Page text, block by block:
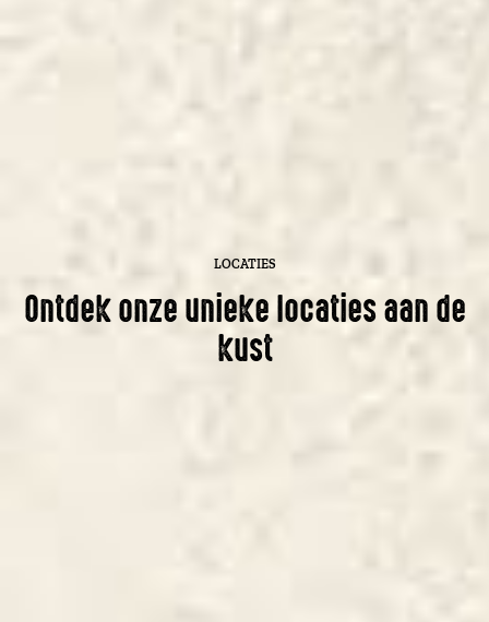
LOCATIES
Ontdek onze unieke locaties aan de
kust